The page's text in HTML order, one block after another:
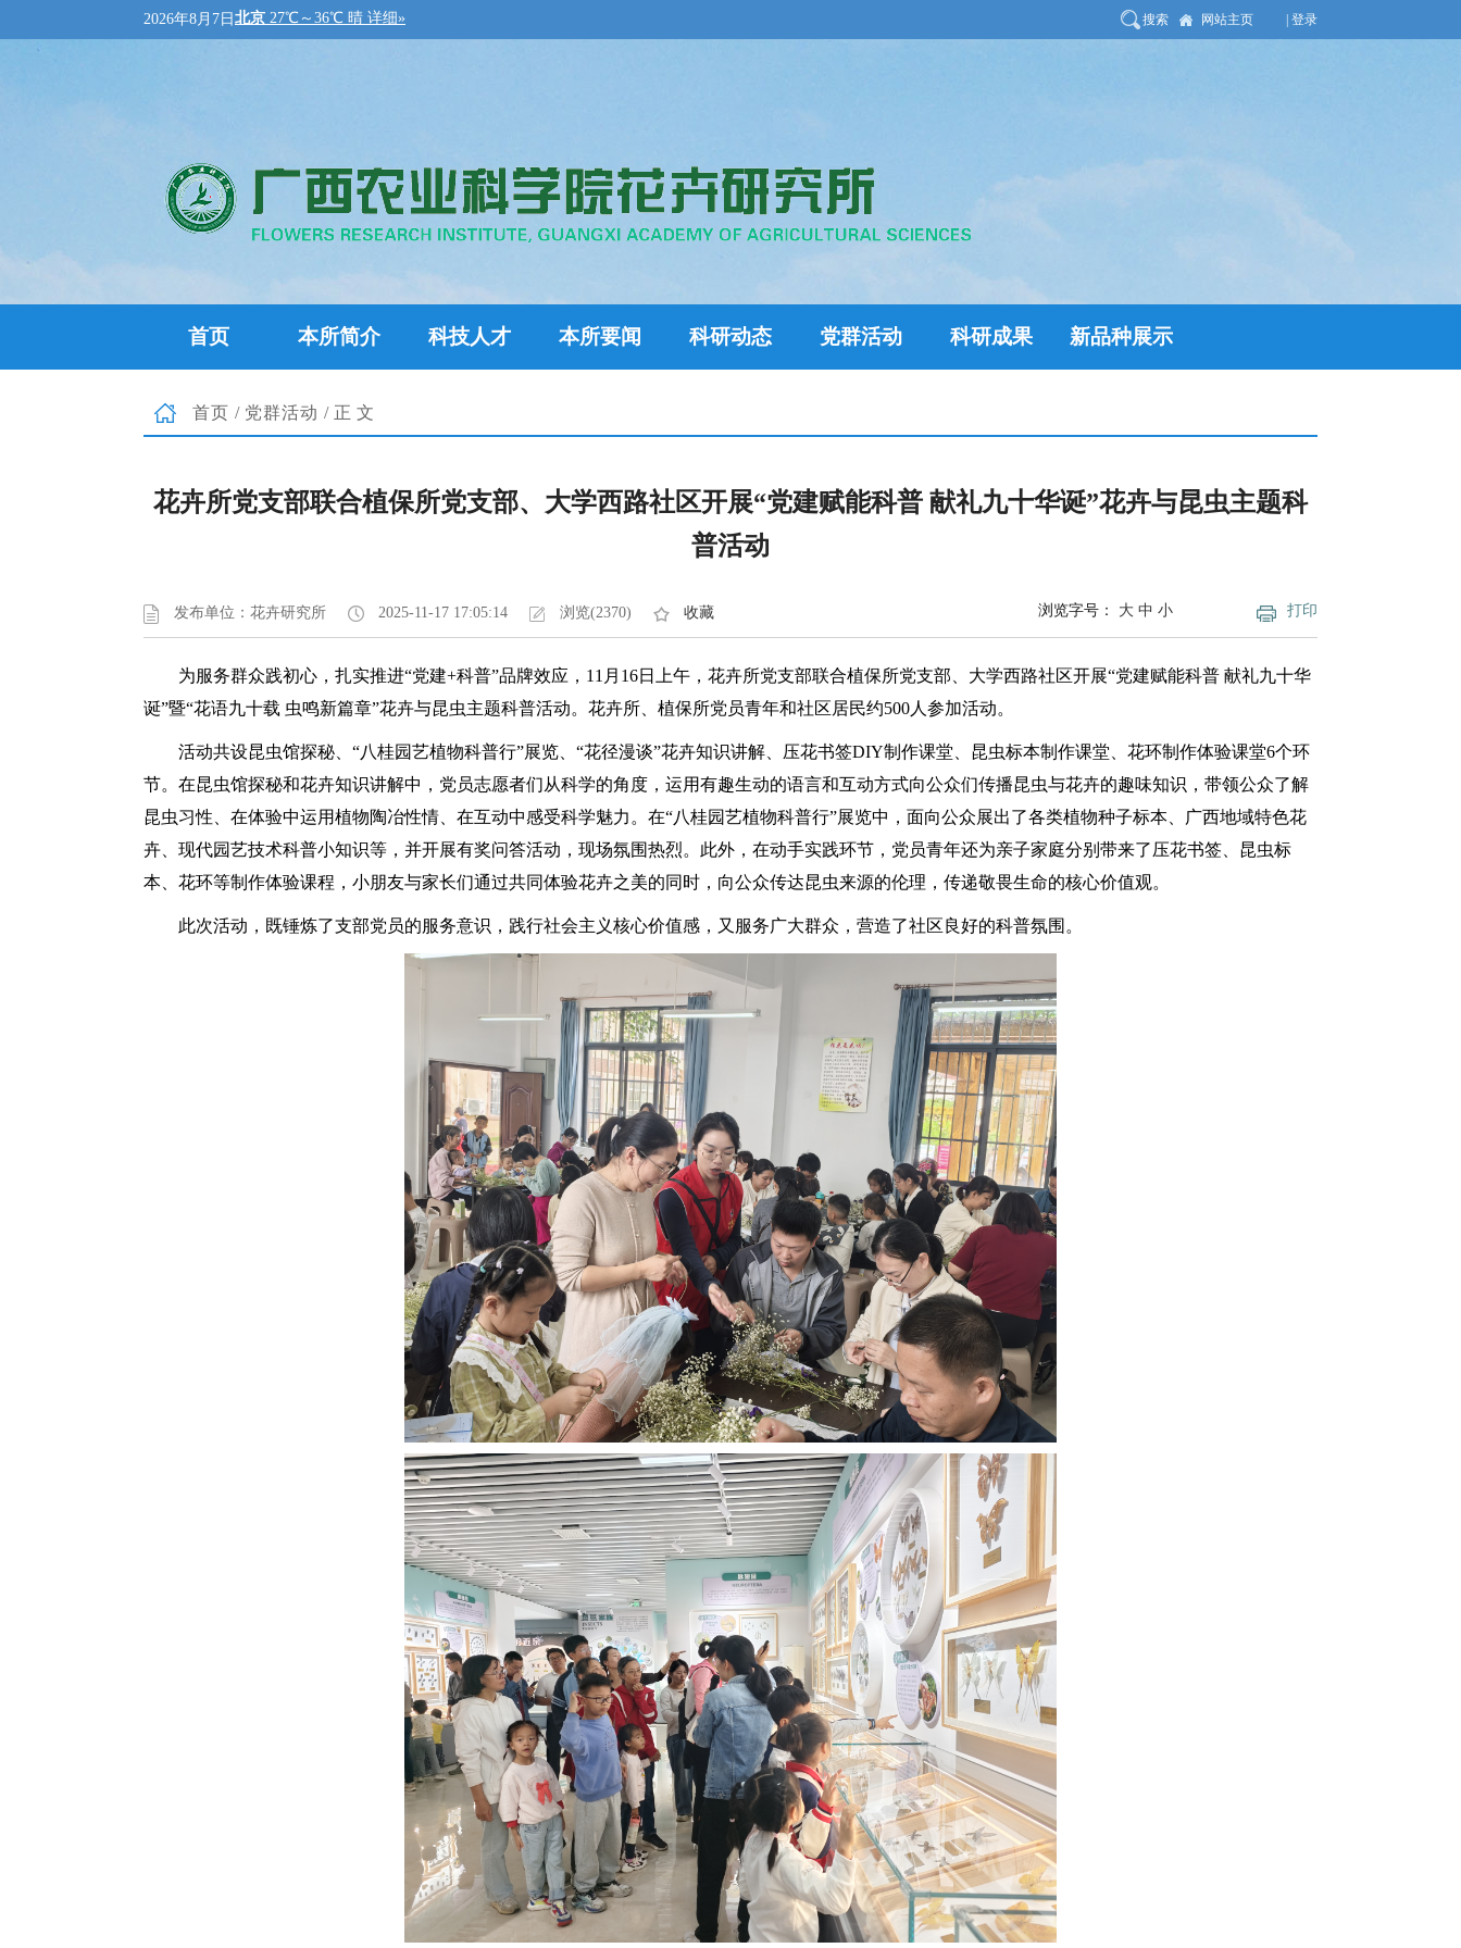
2026年8月7日 搜索 网站主页 | 登录
首页 本所简介 科技人才 本所要闻 科研动态 党群活动 科研成果 新品种展示
首页 / 党群活动 /正文
花卉所党支部联合植保所党支部、大学西路社区开展“党建赋能科普 献礼九十华诞”花卉与昆虫主题科
普活动
发布单位：花卉研究所 2025-11-17 17:05:14 浏览(2370) 收藏 打印
浏览字号： 大 中 小
为服务群众践初心，扎实推进“党建+科普”品牌效应，11月16日上午，花卉所党支部联合植保所党支部、大学西路社区开展“党建赋能科普 献礼九十华
诞”暨“花语九十载 虫鸣新篇章”花卉与昆虫主题科普活动。花卉所、植保所党员青年和社区居民约500人参加活动。
活动共设昆虫馆探秘、“八桂园艺植物科普行”展览、“花径漫谈”花卉知识讲解、压花书签DIY制作课堂、昆虫标本制作课堂、花环制作体验课堂6个环
节。在昆虫馆探秘和花卉知识讲解中，党员志愿者们从科学的角度，运用有趣生动的语言和互动方式向公众们传播昆虫与花卉的趣味知识，带领公众了解
昆虫习性、在体验中运用植物陶冶性情、在互动中感受科学魅力。在“八桂园艺植物科普行”展览中，面向公众展出了各类植物种子标本、广西地域特色花
卉、现代园艺技术科普小知识等，并开展有奖问答活动，现场氛围热烈。此外，在动手实践环节，党员青年还为亲子家庭分别带来了压花书签、昆虫标
本、花环等制作体验课程，小朋友与家长们通过共同体验花卉之美的同时，向公众传达昆虫来源的伦理，传递敬畏生命的核心价值观。
此次活动，既锤炼了支部党员的服务意识，践行社会主义核心价值感，又服务广大群众，营造了社区良好的科普氛围。